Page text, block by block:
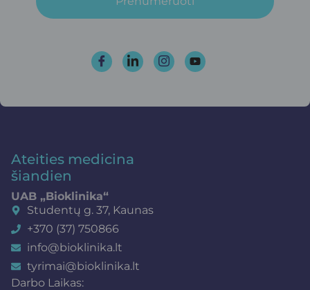
Ateities medicina
šiandien
UAB „Bioklinika“
Studentų g. 37, Kaunas
+370 (37) 750866
info@bioklinika.lt
tyrimai@bioklinika.lt
Darbo Laikas: